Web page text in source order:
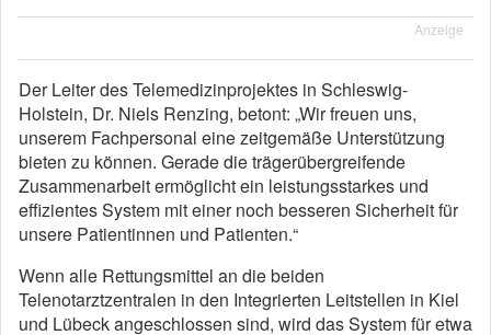
Anzeige
Der Leiter des Telemedizinprojektes in Schleswig-
Holstein, Dr. Niels Renzing, betont: „Wir freuen uns,
unserem Fachpersonal eine zeitgemäße Unterstützung
bieten zu können. Gerade die trägerübergreifende
Zusammenarbeit ermöglicht ein leistungsstarkes und
effizientes System mit einer noch besseren Sicherheit für
unsere Patientinnen und Patienten.“
Wenn alle Rettungsmittel an die beiden
Telenotarztzentralen in den Integrierten Leitstellen in Kiel
und Lübeck angeschlossen sind, wird das System für etwa